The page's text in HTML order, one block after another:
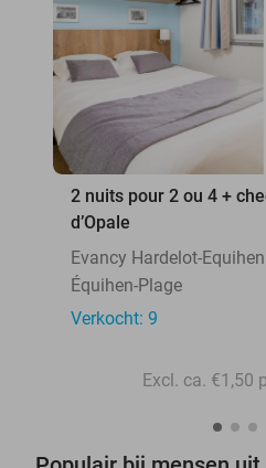
2 nuits pour 2 ou 4 +
d’Opale
Équihen-Plage
Verkocht: 9
Excl. ca. €1,50